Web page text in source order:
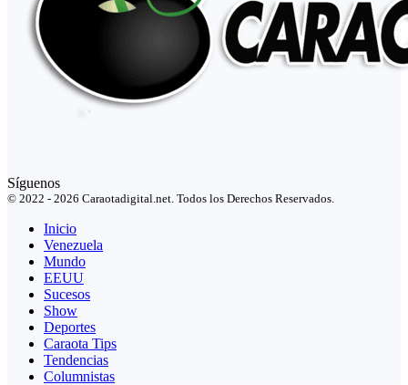
Síguenos
© 2022 - 2026 Caraotadigital.net. Todos los Derechos Reservados.
Inicio
Venezuela
Mundo
EEUU
Sucesos
Show
Deportes
Caraota Tips
Tendencias
Columnistas